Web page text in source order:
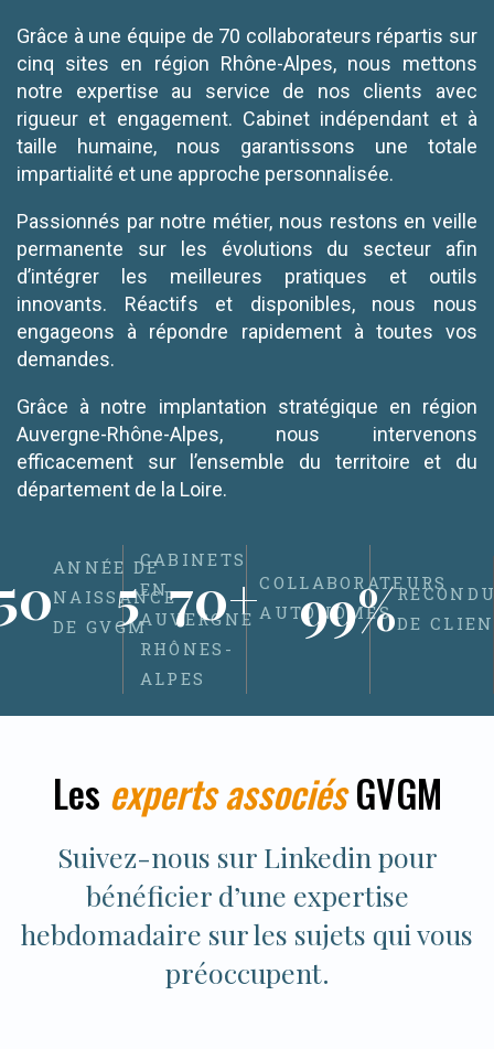
Grâce à une équipe de 70 collaborateurs répartis sur
cinq sites en région Rhône-Alpes, nous mettons
notre expertise au service de nos clients avec
rigueur et engagement. Cabinet indépendant et à
taille humaine, nous garantissons une totale
impartialité et une approche personnalisée.
Passionnés par notre métier, nous restons en veille
permanente sur les évolutions du secteur afin
d’intégrer les meilleures pratiques et outils
innovants. Réactifs et disponibles, nous nous
engageons à répondre rapidement à toutes vos
demandes.
Grâce à notre implantation stratégique en région
Auvergne-Rhône-Alpes, nous intervenons
efficacement sur l’ensemble du territoire et du
département de la Loire.
ANNÉE DE
NAISSANCE
DE GVGM
CABINETS
EN
AUVERGNE
RHÔNES-
ALPES
5
COLLABORATEURS
AUTONOMES
70+
DE
99%
Les experts associésGVGM
Suivez-nous sur Linkedin pour
bénéficier d’une expertise
hebdomadaire sur les sujets qui vous
préoccupent.